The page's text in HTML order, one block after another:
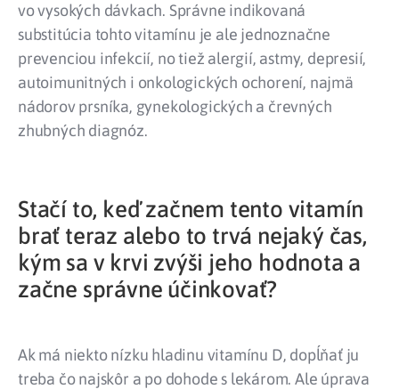
vo vysokých dávkach. Správne indikovaná
substitúcia tohto vitamínu je ale jednoznačne
prevenciou infekcií, no tiež alergií, astmy, depresií,
autoimunitných i onkologických ochorení, najmä
nádorov prsníka, gynekologických a črevných
zhubných diagnóz.
Stačí to, keď začnem tento vitamín
brať teraz alebo to trvá nejaký čas,
kým sa v krvi zvýši jeho hodnota a
začne správne účinkovať?
Ak má niekto nízku hladinu vitamínu D, dopĺňať ju
treba čo najskôr a po dohode s lekárom. Ale úprava